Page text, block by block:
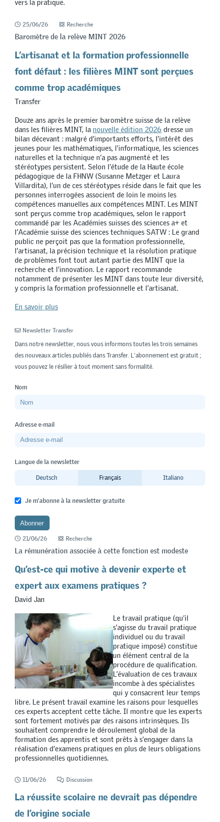
vers la pratique.
25/06/26 Recherche
Baromètre de la relève MINT 2026
L’artisanat et la formation professionnelle
font défaut : les filières MINT sont perçues
comme trop académiques
Transfer
Douze ans après le premier baromètre suisse de la relève
dans les filières MINT, la nouvelle édition 2026 dresse un
bilan décevant : malgré d’importants efforts, l’intérêt des
jeunes pour les mathématiques, l’informatique, les sciences
naturelles et la technique n’a pas augmenté et les
stéréotypes persistent. Selon l’étude de la Haute école
pédagogique de la FHNW (Susanne Metzger et Laura
Villardita), l’un de ces stéréotypes réside dans le fait que les
personnes interrogées associent de loin le moins les
compétences manuelles aux compétences MINT. Les MINT
sont perçus comme trop académiques, selon le rapport
commandé par les Académies suisses des sciences a+ et
l’Académie suisse des sciences techniques SATW : Le grand
public ne perçoit pas que la formation professionnelle,
l’artisanat, la précision technique et la résolution pratique
de problèmes font tout autant partie des MINT que la
recherche et l’innovation. Le rapport recommande
notamment de présenter les MINT dans toute leur diversité,
y compris la formation professionnelle et l’artisanat.
En savoir plus
Newsletter Transfer
Dans notre newsletter, nous vous informons toutes les trois semaines
des nouveaux articles publiés dans Transfer. L'abonnement est gratuit ;
vous pouvez le résilier à tout moment sans formalité.
Nom
Adresse e-mail
Langue de la newsletter
Deutsch
Français Italiano
Je m'abonne à la newsletter gratuite
21/06/26 Recherche
La rémunération associée à cette fonction est modeste
Qu’est-ce qui motive à devenir experte et
expert aux examens pratiques ?
David Jan
Le travail pratique (qu’il
s’agisse du travail pratique
individuel ou du travail
pratique imposé) constitue
un élément central de la
procédure de qualification.
L’évaluation de ces travaux
incombe à des spécialistes
qui y consacrent leur temps
libre. Le présent travail examine les raisons pour lesquelles
ces experts acceptent cette tâche. Il montre que les experts
sont fortement motivés par des raisons intrinsèques. Ils
souhaitent comprendre le déroulement global de la
formation des apprentis et sont prêts à s’engager dans la
réalisation d’examens pratiques en plus de leurs obligations
professionnelles quotidiennes.
11/06/26 Discussion
La réussite scolaire ne devrait pas dépendre
de l’origine sociale